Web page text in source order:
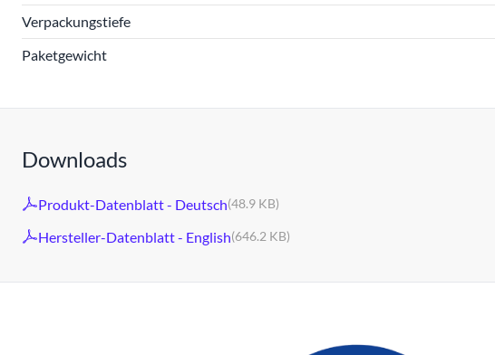
Verpackungstiefe
Paketgewicht
Downloads
Produkt-Datenblatt - Deutsch(48.9 KB)
Hersteller-Datenblatt - English(646.2 KB)